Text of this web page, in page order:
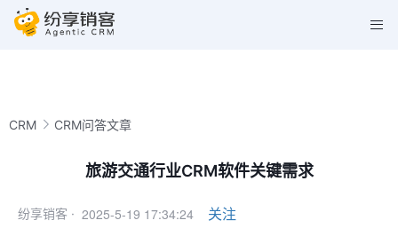
CRM CRM问答文章
旅游交通行业CRM软件关键需求
纷享销客 · 2025-5-19 17:34:24 关注